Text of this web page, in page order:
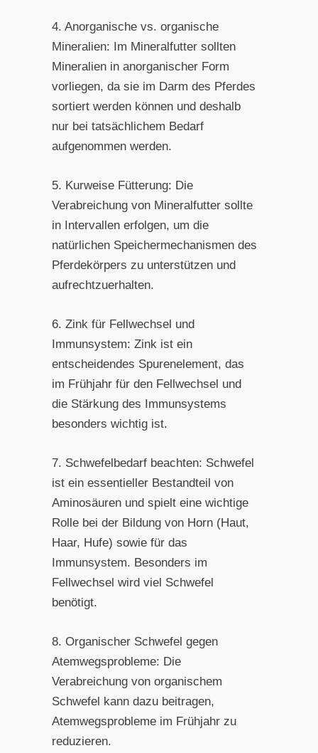
4. Anorganische vs. organische
Mineralien: Im Mineralfutter sollten
Mineralien in anorganischer Form
vorliegen, da sie im Darm des Pferdes
sortiert werden können und deshalb
nur bei tatsächlichem Bedarf
aufgenommen werden.
5. Kurweise Fütterung: Die
Verabreichung von Mineralfutter sollte
in Intervallen erfolgen, um die
natürlichen Speichermechanismen des
Pferdekörpers zu unterstützen und
aufrechtzuerhalten.
6. Zink für Fellwechsel und
Immunsystem: Zink ist ein
entscheidendes Spurenelement, das
im Frühjahr für den Fellwechsel und
die Stärkung des Immunsystems
besonders wichtig ist.
7. Schwefelbedarf beachten: Schwefel
ist ein essentieller Bestandteil von
Aminosäuren und spielt eine wichtige
Rolle bei der Bildung von Horn (Haut,
Haar, Hufe) sowie für das
Immunsystem. Besonders im
Fellwechsel wird viel Schwefel
benötigt.
8. Organischer Schwefel gegen
Atemwegsprobleme: Die
Verabreichung von organischem
Schwefel kann dazu beitragen,
Atemwegsprobleme im Frühjahr zu
reduzieren.